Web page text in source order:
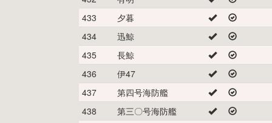
433
夕暮
434
迅鯨
435
長鯨
436
伊47
437
第四号海防艦
438
第三〇号海防艦